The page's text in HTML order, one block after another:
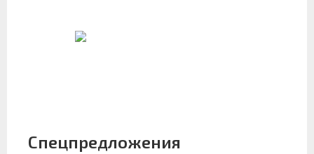
Спецпредложения